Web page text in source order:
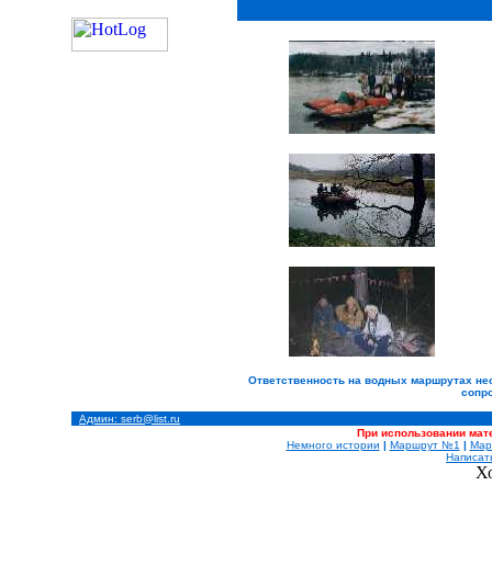
Ответственность на водных маршрутах
Админ: serb@list.ru
При использовании
Немного истории | Маршрут №1 |